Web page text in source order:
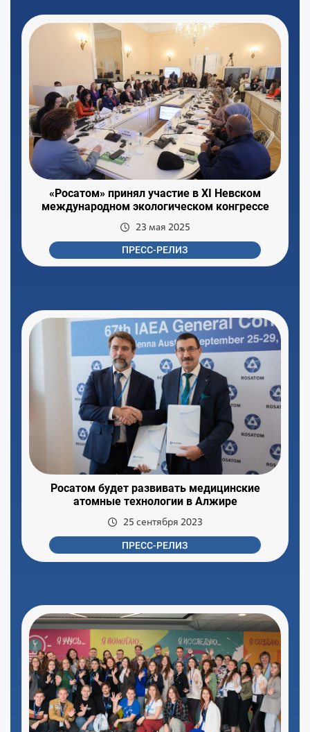
«Росатом» принял участие в XI Невском
международном экологическом конгрессе
23 мая 2025
ПРЕСС-РЕЛИЗ
Росатом будет развивать медицинские
атомные технологии в Алжире
25 сентября 2023
ПРЕСС-РЕЛИЗ